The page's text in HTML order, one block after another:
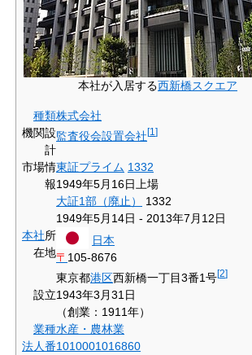
本社が入居する西新橋スクエア
種類株式会社
機関設
計
監査役会設置会社[1 ]
市場情
報
東証プライム 1332
1949年5月16日上場
大証1部（廃止）
1332
1949年5月14日 - 2013年7月12日
本社所
在地
日本
〒 105-8676
東京都港区西新橋一丁目3番1号[2]
設立1943年3月31日
（創業：1911年）
業種水産・農林業
法人番1010001016860